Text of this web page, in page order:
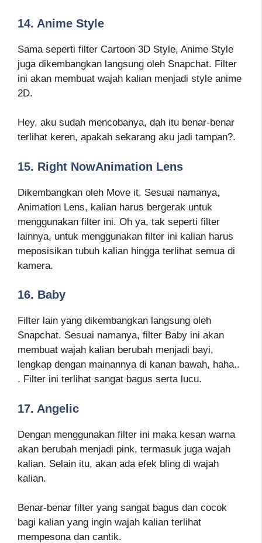
14. Anime Style
Sama seperti filter Cartoon 3D Style, Anime Style
juga dikembangkan langsung oleh Snapchat. Filter
ini akan membuat wajah kalian menjadi style anime
2D.
Hey, aku sudah mencobanya, dah itu benar-benar
terlihat keren, apakah sekarang aku jadi tampan?.
15. Right NowAnimation Lens
Dikembangkan oleh Move it. Sesuai namanya,
Animation Lens, kalian harus bergerak untuk
menggunakan filter ini. Oh ya, tak seperti filter
lainnya, untuk menggunakan filter ini kalian harus
meposisikan tubuh kalian hingga terlihat semua di
kamera.
16. Baby
Filter lain yang dikembangkan langsung oleh
Snapchat. Sesuai namanya, filter Baby ini akan
membuat wajah kalian berubah menjadi bayi,
lengkap dengan mainannya di kanan bawah, haha..
. Filter ini terlihat sangat bagus serta lucu.
17. Angelic
Dengan menggunakan filter ini maka kesan warna
akan berubah menjadi pink, termasuk juga wajah
kalian. Selain itu, akan ada efek bling di wajah
kalian.
Benar-benar filter yang sangat bagus dan cocok
bagi kalian yang ingin wajah kalian terlihat
mempesona dan cantik.